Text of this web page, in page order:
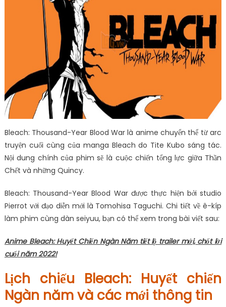
Bleach: Thousand-Year Blood War là anime chuyển thể từ arc
truyện cuối cùng của manga Bleach do Tite Kubo sáng tác.
Nội dung chính của phim sẽ là cuộc chiến tổng lực giữa Thần
Chết và những Quincy.
Bleach: Thousand-Year Blood War được thực hiện bởi studio
Pierrot với đạo diễn mới là Tomohisa Taguchi. Chi tiết về ê-kíp
làm phim cùng dàn seiyuu, bạn có thể xem trong bài viết sau:
Anime Bleach: Huyết Chiến Ngàn Năm tiết lộ trailer mới, chốt lời
cuối năm 2022!
Lịch chiếu Bleach: Huyết chiến
Ngàn năm và các mới thông tin